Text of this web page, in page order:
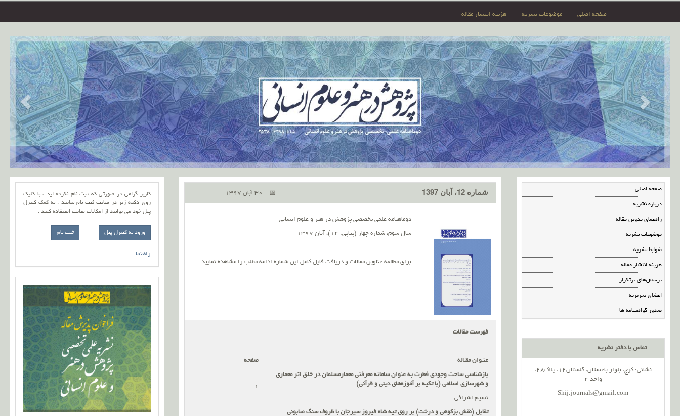
صفحه اصلی موضوعات نشریه هزینه انتشار مقاله
صفحه اصلی
درباره نشریه
راهنمای تدوین مقاله
موضوعات نشریه
ضوابط نشریه
هزینه انتشار مقاله
پرسش‌های پرتکرار
اعضای تحریریه
صدور گواهینامه ها
تماس با دفتر نشریه
نشانی: کرج، بلوار باغستان، گلستان12، پلاک28،
واحد 2
Shij.journals@gmail.com
شماره 12، آبان 1397
دوماهنامه علمی تخصصی پژوهش در هنر و علوم انسانی
سال سوم، شماره چهار (پیاپی: 12)، آبان 1397
برای مطالعه عناوین مقالات و دریافت فایل کامل این شماره ادامه مطلب را مشاهده نمایید.
فهرست مقالات
عنـوان مقـاله صفحه
بازشناسی ساحت وجودی فطرت به عنوان سامانه معرفتی معمارمسلمان در خلق اثر معماری
و شهرسازی اسلامی (با تکیه بر آموزه‌های دینی و قرآنی)
1
نسیم اشرافی
تقابل (نقش بزکوهی و درخت) بر روی تپه شاه فیروز سیرجان با ظروف سنگ صابونی
کاربر گرامی در صورتی که ثبت نام نکرده اید ، با کلیک
روی دکمه زیر در سایت ثبت نام نمایید . به کمک کنترل
پنل خود می توانید از امکانات سایت استفاده کنید .
ورود به کنترل پنل
راهنما